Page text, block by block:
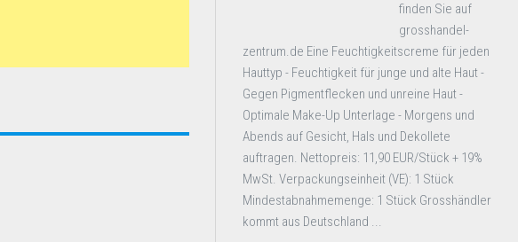
finden Sie auf
grosshandel-
zentrum.de Eine Feuchtigkeitscreme für jeden
Hauttyp - Feuchtigkeit für junge und alte Haut -
Gegen Pigmentflecken und unreine Haut -
Optimale Make-Up Unterlage - Morgens und
Abends auf Gesicht, Hals und Dekollete
auftragen. Nettopreis: 11,90 EUR/Stück + 19%
MwSt. Verpackungseinheit (VE): 1 Stück
Mindestabnahmemenge: 1 Stück Grosshändler
kommt aus Deutschland ...